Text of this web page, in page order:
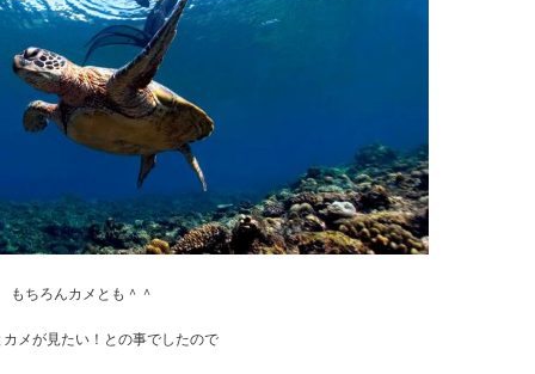
もちろんカメとも＾＾
メが見たい！との事でしたので